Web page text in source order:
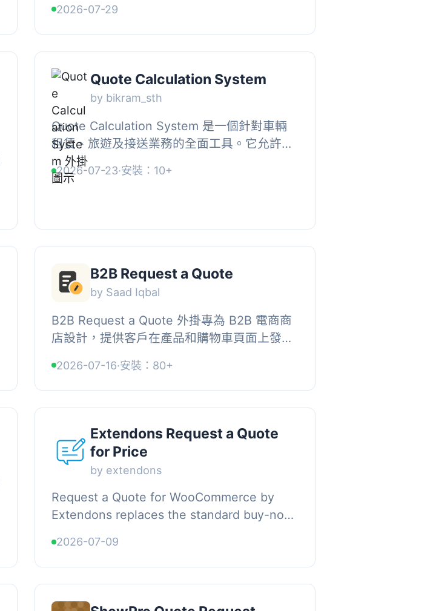
並提交給您審核，並提供專屬的報價付...
2026-07-29
Quote Calculation System
by bikram_sth
Quote Calculation System 是一個針對車輛
租賃、旅遊及接送業務的全面工具。它允許客
戶根據車輛的時薪和日薪請求報價，並提供靈
活的預訂時長和接送地點選擇。...
2026-07-23·安裝：10+
B2B Request a Quote
by Saad Iqbal
B2B Request a Quote 外掛專為 B2B 電商商
店設計，提供客戶在產品和購物車頁面上發送
功能，讓客戶以靈活的價格購買...
2026-07-16·安裝：80+
Extendons Request a Quote
for Price
by extendons
Request a Quote for WooCommerce by
Extendons replaces the standard buy-now
works for wholesale stores, B2B...
2026-07-09